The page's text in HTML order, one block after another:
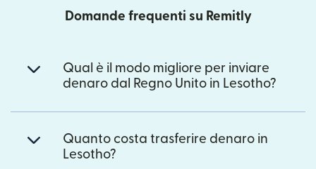
Domande frequenti su Remitly
Qual è il modo migliore per inviare
denaro dal Regno Unito in Lesotho?
Quanto costa trasferire denaro in
Lesotho?